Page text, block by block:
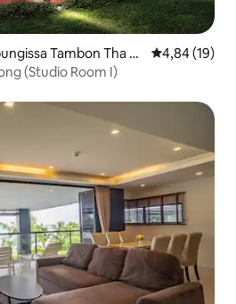
Tambon Tha Pr
4,84 (19)
(Studio Room I)